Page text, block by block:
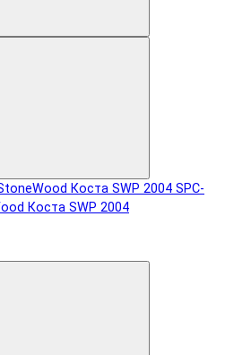
SPC-
Коста SWP 2004